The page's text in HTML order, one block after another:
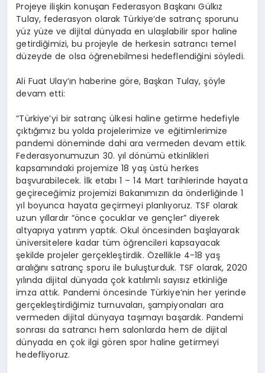
Projeye ilişkin konuşan Federasyon Başkanı Gülkız
Tulay, federasyon olarak Türkiye’de satranç sporunu
yüz yüze ve dijital dünyada en ulaşılabilir spor haline
getirdiğimizi, bu projeyle de herkesin satrancı temel
düzeyde de olsa öğrenebilmesi hedeflendiğini söyledi.
Ali Fuat Ulay’ın haberine göre, Başkan Tulay, şöyle
devam etti:
“Türkiye’yi bir satranç ülkesi haline getirme hedefiyle
çıktığımız bu yolda projelerimize ve eğitimlerimize
pandemi döneminde dahi ara vermeden devam ettik.
Federasyonumuzun 30. yıl dönümü etkinlikleri
kapsamındaki projemize 18 yaş üstü herkes
başvurabilecek. İlk etabı 1 – 14 Mart tarihlerinde hayata
geçireceğimiz projemizi Bakanımızın da önderliğinde 1
yıl boyunca hayata geçirmeyi planlıyoruz. TSF olarak
uzun yıllardır “önce çocuklar ve gençler” diyerek
altyapıya yatırım yaptık. Okul öncesinden başlayarak
üniversitelere kadar tüm öğrencileri kapsayacak
şekilde projeler gerçekleştirdik. Özellikle 4-18 yaş
aralığını satranç sporu ile buluşturduk. TSF olarak, 2020
yılında dijital dünyada çok katılımlı sayısız etkinliğe
imza attık. Pandemi öncesinde Türkiye’nin her yerinde
gerçekleştirdiğimiz turnuvaları, şampiyonaları ara
vermeden dijital dünyaya taşımayı başardık. Pandemi
sonrası da satrancı hem salonlarda hem de dijital
dünyada en çok ilgi gören spor haline getirmeyi
hedefliyoruz.